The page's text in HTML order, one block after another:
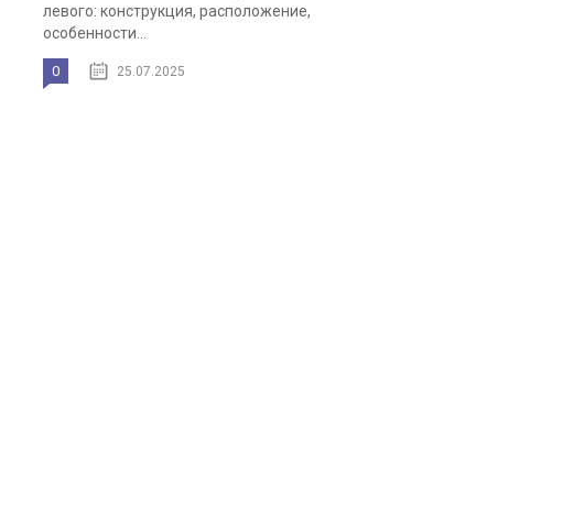
левого: конструкция, расположение,
особенности...
0 25.07.2025